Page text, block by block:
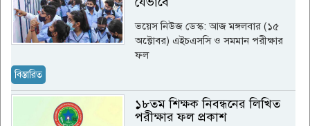
ভয়েস নিউজ ডেস্ক: আজ মঙ্গলবার (১৫
অক্টোবর) এইচএসসি ও সমমান পরীক্ষার
ফল
বিস্তারিত
১৮তম শিক্ষক নিবন্ধনের লিখিত
পরীক্ষার ফল প্রকাশ